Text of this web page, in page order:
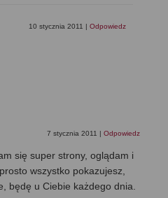
10 stycznia 2011 Odpowiedz
7 stycznia 2011 Odpowiedz
się super strony, oglądam i
wszystko pokazujesz,
będę u Ciebie każdego dnia.